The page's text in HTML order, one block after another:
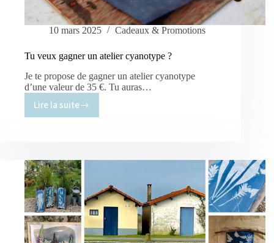
10 mars 2025 Cadeaux & Promotions
Tu veux gagner un atelier cyanotype ?
Je te propose de gagner un atelier cyanotype
d’une valeur de 35 €. Tu auras…
Lire la suite
Tu
atelier
cyanotype
?